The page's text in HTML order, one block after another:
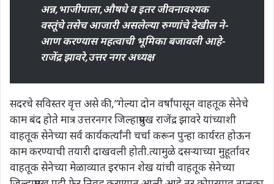
अन्न,भाजीपाला,औषधे व इतर जीवनावश्यक
वस्तूंचे तसेच आजारी असलेल्या रुग्णांचे देखील ने-
आण करण्यास महत्वाची भूमिका बजावली आहे-
राजेंद्र झावरे,उत्तर नगर अध्यक्ष
सदरचे सविस्तर वृत्त असे की,”गेल्या दोन वर्षांपासून वाहतूक सेनेचे
काम बंद होते मात्र उत्तरनगर जिल्हाप्रमुख राजेंद्र झावरे यांच्याशी
वाहतूक सेनेच्या सर्व कार्यकर्त्यांनी चर्चा करून पुन्हा कार्यरत होऊन
काम करण्याची तयारी दाखवली होती.त्यामुळे दसऱ्याच्या मुहूर्तावर
वाहतूक सेनेच्या मेळाव्यात इरफान शेख यांची वाहतूक सेनेच्या